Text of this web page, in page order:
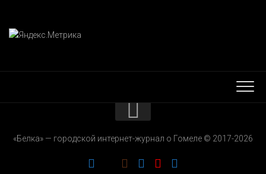
РЕКЛАМОДАТЕЛЯМ
«Белка» — городской интернет-журнал о Гомеле © 2017-2026